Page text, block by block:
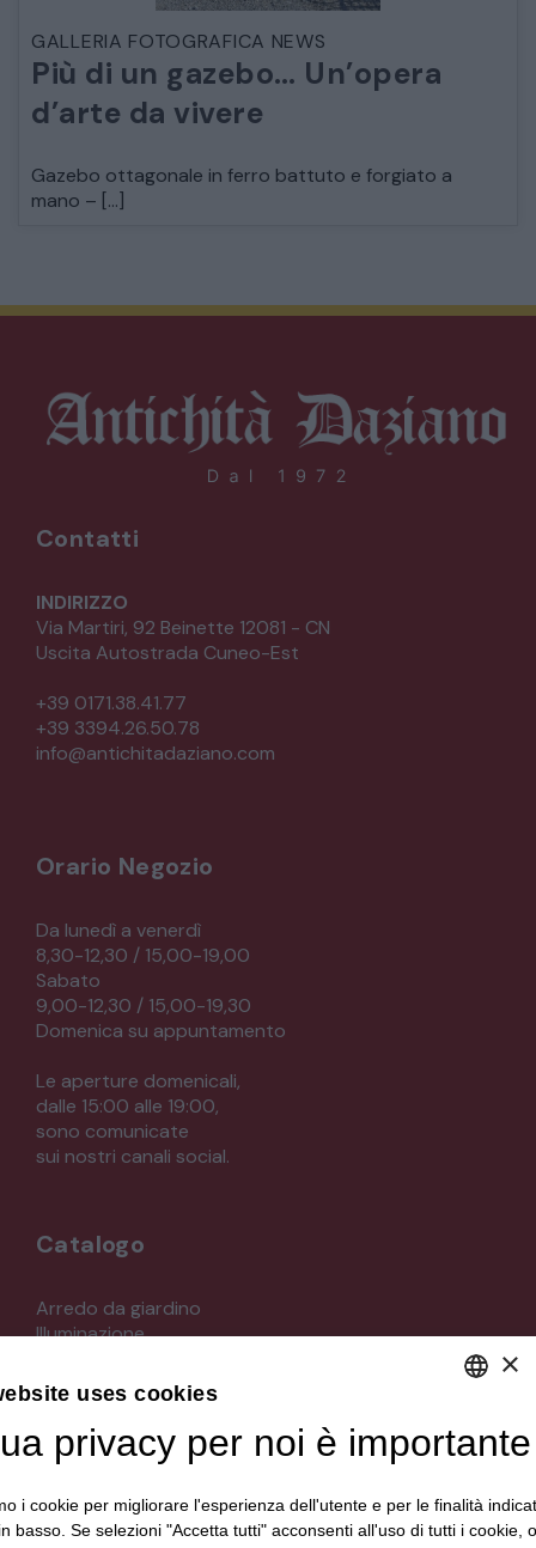
GALLERIA FOTOGRAFICA NEWS
Più di un gazebo… Un’opera
d’arte da vivere
Gazebo ottagonale in ferro battuto e forgiato a
mano – […]
Contatti
INDIRIZZO
Via Martiri, 92 Beinette 12081 - CN
Uscita Autostrada Cuneo-Est
+39 0171.38.41.77
+39 3394.26.50.78
info@antichitadaziano.com
Orario Negozio
Da lunedì a venerdì
8,30-12,30 / 15,00-19,00
Sabato
9,00-12,30 / 15,00-19,30
Domenica su appuntamento
Le aperture domenicali,
dalle 15:00 alle 19:00,
sono comunicate
sui nostri canali social.
Catalogo
Arredo da giardino
Illuminazione
Mobili
Oggettistica
Orologeria
Quadri stampe
Strumenti musicali e accessori
Tappeti e tessuti
DEFAULT LANGUAGE
ITALIAN
×
uses cookies
privacy per noi è importante
i cookie per migliorare l'esperienza dell'utente e per le finalità
basso. Se selezioni "Accetta tutti" acconsenti all'uso di tutti i cookie,